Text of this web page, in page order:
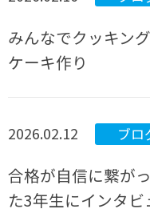
みんなでクッキン
ケーキ作り
2026.02.12 ブロ
合格が自信に繋が
た3年生にインタビ